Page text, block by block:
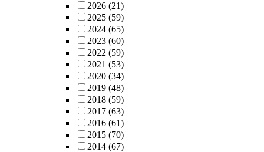
2026 (21)
2025 (59)
2024 (65)
2023 (60)
2022 (59)
2021 (53)
2020 (34)
2019 (48)
2018 (59)
2017 (63)
2016 (61)
2015 (70)
2014 (67)